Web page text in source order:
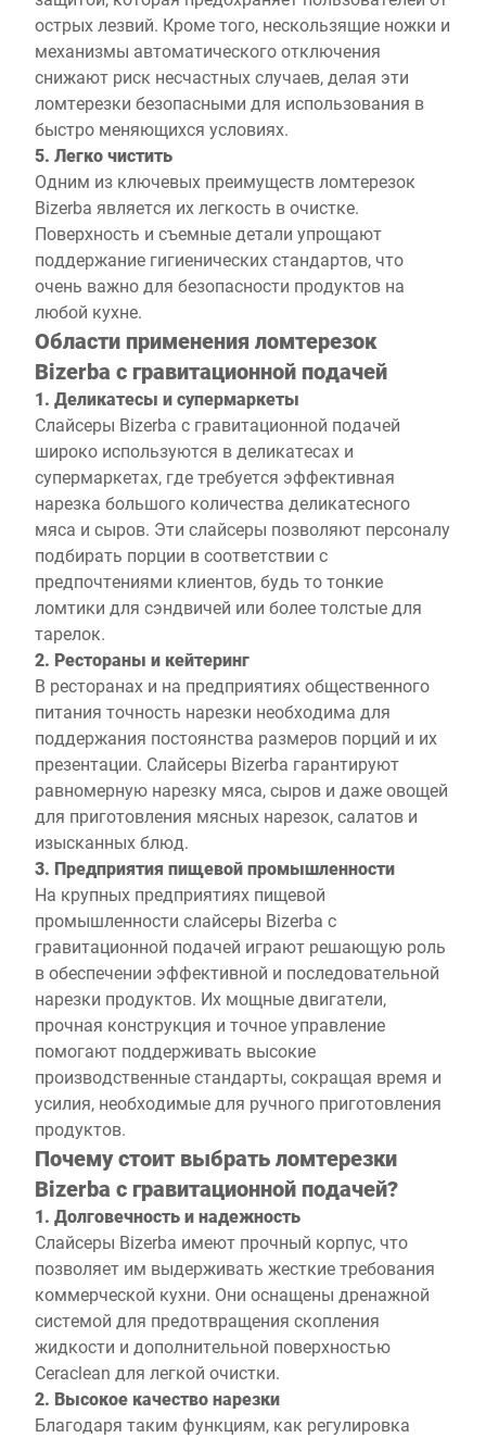
острых лезвий. Кроме того, нескользящие ножки и
механизмы автоматического отключения
снижают риск несчастных случаев, делая эти
ломтерезки безопасными для использования в
быстро меняющихся условиях.
5. Легко чистить
Одним из ключевых преимуществ ломтерезок
Bizerba является их легкость в очистке.
Поверхность и съемные детали упрощают
поддержание гигиенических стандартов, что
очень важно для безопасности продуктов на
любой кухне.
Области применения ломтерезок
Bizerba с гравитационной подачей
1. Деликатесы и супермаркеты
Слайсеры Bizerba с гравитационной подачей
широко используются в деликатесах и
супермаркетах, где требуется эффективная
нарезка большого количества деликатесного
мяса и сыров. Эти слайсеры позволяют персоналу
подбирать порции в соответствии с
предпочтениями клиентов, будь то тонкие
ломтики для сэндвичей или более толстые для
тарелок.
2. Рестораны и кейтеринг
В ресторанах и на предприятиях общественного
питания точность нарезки необходима для
поддержания постоянства размеров порций и их
презентации. Слайсеры Bizerba гарантируют
равномерную нарезку мяса, сыров и даже овощей
для приготовления мясных нарезок, салатов и
изысканных блюд.
3. Предприятия пищевой промышленности
На крупных предприятиях пищевой
промышленности слайсеры Bizerba с
гравитационной подачей играют решающую роль
в обеспечении эффективной и последовательной
нарезки продуктов. Их мощные двигатели,
прочная конструкция и точное управление
помогают поддерживать высокие
производственные стандарты, сокращая время и
усилия, необходимые для ручного приготовления
продуктов.
Почему стоит выбрать ломтерезки
Bizerba с гравитационной подачей?
1. Долговечность и надежность
Слайсеры Bizerba имеют прочный корпус, что
позволяет им выдерживать жесткие требования
коммерческой кухни. Они оснащены дренажной
системой для предотвращения скопления
жидкости и дополнительной поверхностью
Ceraclean для легкой очистки.
2. Высокое качество нарезки
Благодаря таким функциям, как регулировка